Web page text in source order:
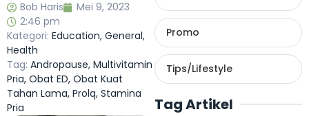
Promo
Tips/Lifestyle
Tag Artikel
Bob Haris
Mei 9, 2023
2:46 pm
Kategori: Education, General,
Health
Tag: Andropause, Multivitamin
Pria, Obat ED, Obat Kuat
Tahan Lama, Prolq, Stamina
Pria